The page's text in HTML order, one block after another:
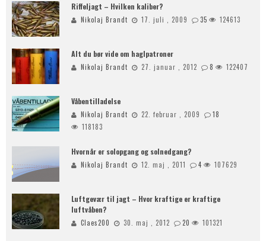
Riffeljagt – Hvilken kaliber?
Nikolaj Brandt 17. juli , 2009 35 124613
Alt du bør vide om haglpatroner
Nikolaj Brandt 27. januar , 2012 8 122407
Våbentilladelse
Nikolaj Brandt 22. februar , 2009
18
118183
Hvornår er solopgang og solnedgang?
Nikolaj Brandt 12. maj , 2011 4 107629
Luftgevær til jagt – Hvor kraftige er kraftige
luftvåben?
Claes200 30. maj , 2012 20 101321